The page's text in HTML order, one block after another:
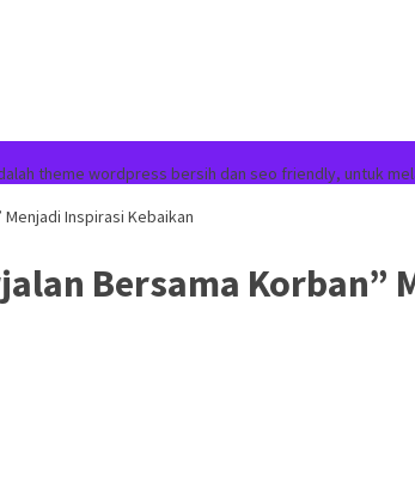
theme wordpress bersih dan seo friendly, untuk
Menjadi Inspirasi Kebaikan
Bersama Korban”